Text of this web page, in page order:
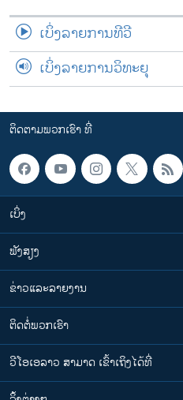
ເບິ່ງລາຍການທີວີ
ເບິ່ງລາຍການວິທະຍຸ
ຕິດຕາມພວກເຮົາ ທີ່
ເບິ່ງ
ຟັງສຽງ
ຂ່າວແລະລາຍງານ
ຕິດຕໍ່ພວກເຮົາ
ວີໂອເອລາວ ສາມາດ ເຂົ້າເຖິງໄດ້ທີ່